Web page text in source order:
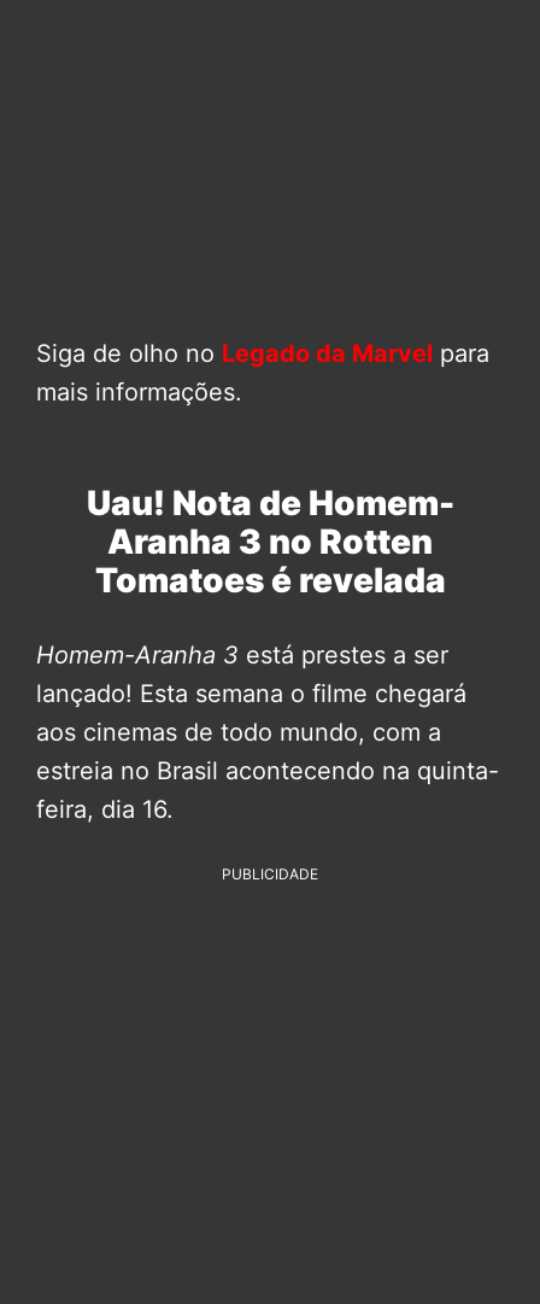
Siga de olho no Legado da Marvel para
mais informações.
Uau! Nota de Homem-
Aranha 3 no Rotten
Tomatoes é revelada
Homem-Aranha 3 está prestes a ser
lançado! Esta semana o filme chegará
aos cinemas de todo mundo, com a
estreia no Brasil acontecendo na quinta-
feira, dia 16.
PUBLICIDADE